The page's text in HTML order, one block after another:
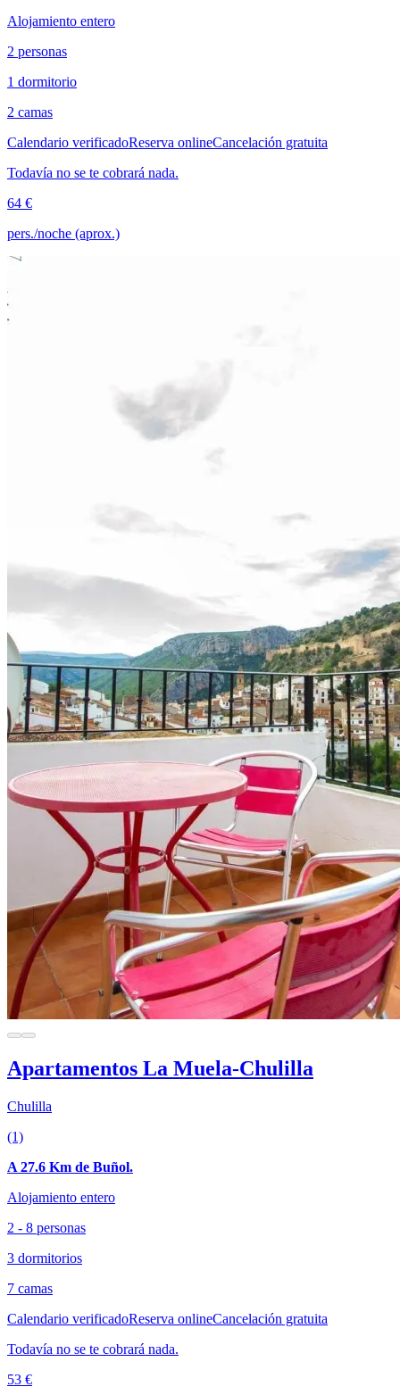
Alojamiento entero
2 personas
1 dormitorio
2 camas
Calendario verificadoReserva onlineCancelación gratuita
Todavía no se te cobrará nada.
64 €
pers./noche (aprox.)
Apartamentos La Muela-Chulilla
Chulilla
(1)
A 27.6 Km de Buñol.
Alojamiento entero
2 - 8 personas
3 dormitorios
7 camas
Calendario verificadoReserva onlineCancelación gratuita
Todavía no se te cobrará nada.
53 €